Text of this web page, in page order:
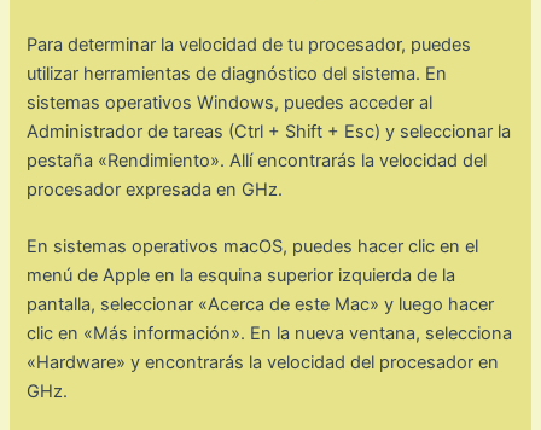
Para determinar la velocidad de tu procesador, puedes
utilizar herramientas de diagnóstico del sistema. En
sistemas operativos Windows, puedes acceder al
Administrador de tareas (Ctrl + Shift + Esc) y seleccionar la
pestaña «Rendimiento». Allí encontrarás la velocidad del
procesador expresada en GHz.
En sistemas operativos macOS, puedes hacer clic en el
menú de Apple en la esquina superior izquierda de la
pantalla, seleccionar «Acerca de este Mac» y luego hacer
clic en «Más información». En la nueva ventana, selecciona
«Hardware» y encontrarás la velocidad del procesador en
GHz.